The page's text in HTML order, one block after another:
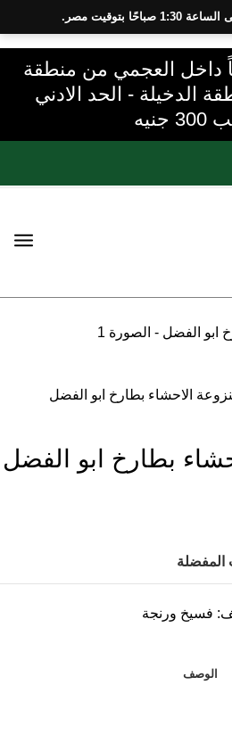
داخل العجمي من منطقة
إلى منطقة الدخيلة - الحد الادني
جنيه
الاحشاء بطارخ ابو الفضل
بطارخ ابو الفضل
المفضلة
فسيخ ورنجة
الوصف
بتوقيت مصر.